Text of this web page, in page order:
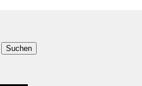
Suchen